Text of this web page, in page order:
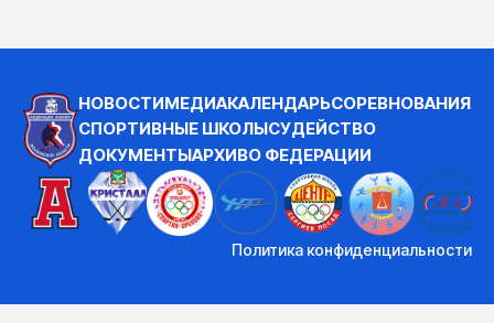
НОВОСТИМЕДИАКАЛЕНДАРЬСОРЕВНОВАНИЯ
СПОРТИВНЫЕ ШКОЛЫСУДЕЙСТВО
ДОКУМЕНТЫАРХИВО ФЕДЕРАЦИИ
Политика конфиденциальности